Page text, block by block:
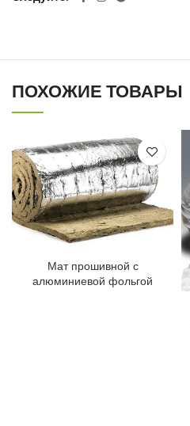
ПОХОЖИЕ ТОВАРЫ
Мат прошивной с
алюминиевой фольгой